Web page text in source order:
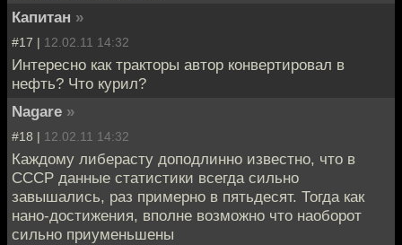
Капитан »
#17 | 12.02.11 14:32
Интересно как тракторы автор конвертировал в
нефть? Что курил?
Nagare »
#18 | 12.02.11 14:32
Каждому либерасту доподлинно известно, что в
СССР данные статистики всегда сильно
завышались, раз примерно в пятьдесят. Тогда как
нано-достижения, вполне возможно что наоборот
сильно приуменьшены